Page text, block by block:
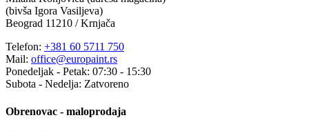
(bivša Igora Vasiljeva)
Beograd 11210 / Krnjača
Telefon: +381 60 5711 750
Mail: office@europaint.rs
Ponedeljak - Petak: 07:30 - 15:30
Subota - Nedelja: Zatvoreno
Obrenovac - maloprodaja